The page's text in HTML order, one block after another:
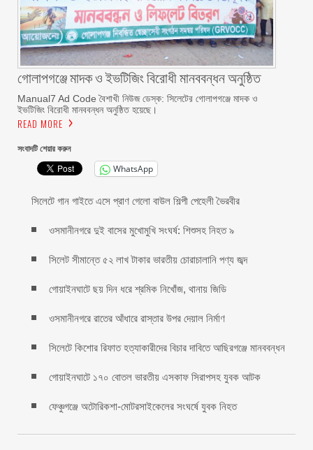
গোলাপগঞ্জে মাদক ও ইভটিজিং বিরোধী মানববন্ধন অনুষ্ঠিত
Manual7 Ad Code বৈশাখী নিউজ ডেস্ক: সিলেটের গোলাপগঞ্জে মাদক ও
ইভটিজিং বিরোধী মানববন্ধন অনুষ্ঠিত হয়েছে।
READ MORE
সংবাদটি শেয়ার করুন
WhatsApp
সিলেটে গান গাইতে এসে প্রাণ গেলো বাউল শিল্পী পেহেলী ভৈরবীর
ওসমানীনগরে দুই বাসের মুখোমুখি সংঘর্ষ: শিশুসহ নিহত ৯
সিলেট সীমান্তে ৫২ লাখ টাকার ভারতীয় চোরাচালানি পণ্য জব্দ
গোয়াইনঘাটে ছয় দিন ধরে শ্রমিক নিখোঁজ, থানায় জিডি
ওসমানীনগরে রাতের আঁধারে রাস্তার উপর দেয়াল নির্মাণ
সিলেটে কিশোর রিফাত হত্যাকারীদের বিচার দাবিতে আছিরগঞ্জে মানববন্ধন
গোয়াইনঘাটে ১৭০ বোতল ভারতীয় এসকাফ সিরাপসহ যুবক আটক
ফেঞ্চুগঞ্জে অটোরিকশা-মোটরসাইকেলের সংঘর্ষে যুবক নিহত